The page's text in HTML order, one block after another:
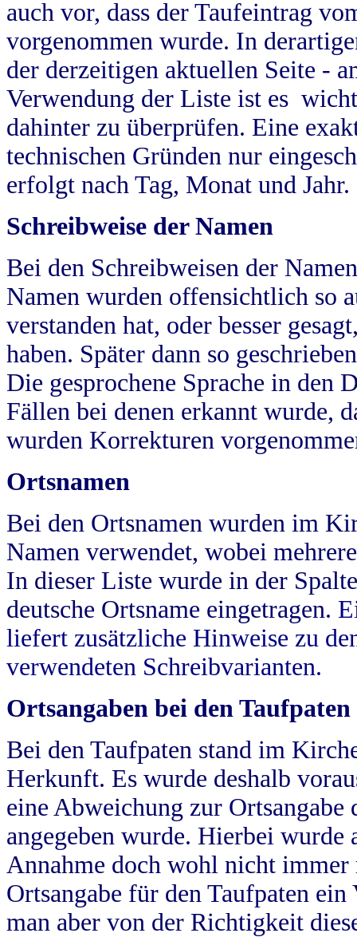
auch vor, dass der Taufeintrag
vorgenommen wurde. In
der derzeitigen aktuellen Seite -
Verwendung der Liste ist es
dahinter zu überprüfen. Eine
technischen Gründen nur
erfolgt nach Tag, Monat und Jahr.
Schreibweise der Namen
Bei den Schreibweisen der
Namen wurden offensichtlich so
verstanden hat, oder besser
haben. Später dann so
Die gesprochene Sprache in
Fällen bei denen erkannt wurde,
wurden Korrekturen
Ortsnamen
Bei den Ortsnamen wurden im
Namen verwendet, wobei
In dieser Liste wurde in der
deutsche Ortsname eingetragen.
liefert zusätzliche Hinweise zu
verwendeten Schreibvarianten.
Ortsangaben bei den Taufpaten
Bei den Taufpaten stand im
Herkunft. Es wurde deshalb
eine Abweichung zur
angegeben wurde. Hierbei wurde
Annahme doch wohl nicht
Ortsangabe für den Taufpaten
man aber von der Richtigkeit